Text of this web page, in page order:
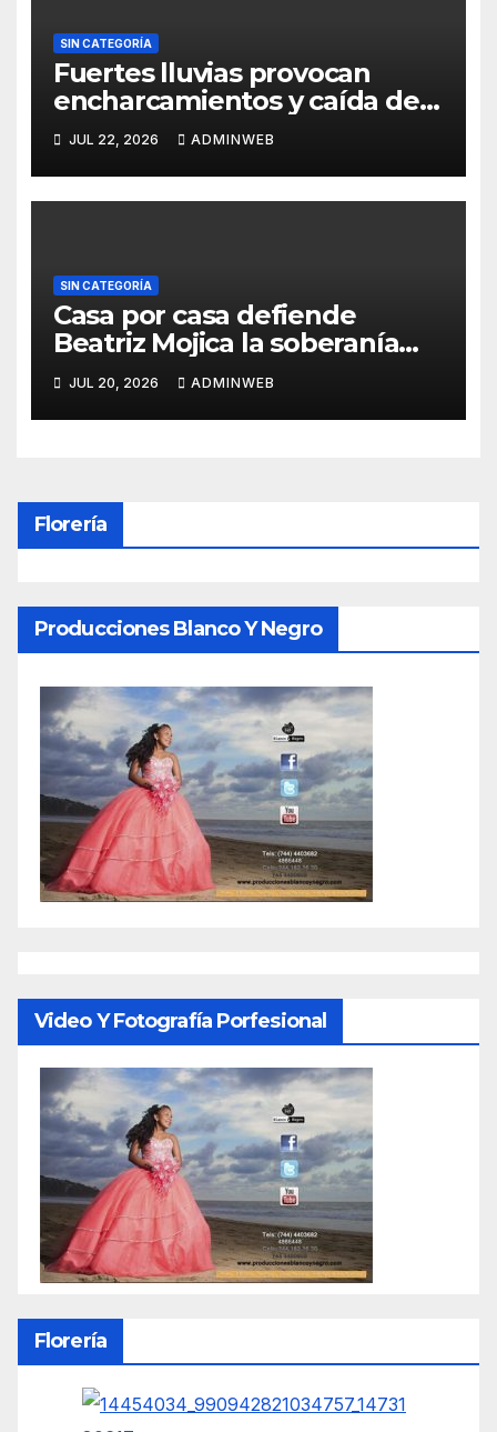
SIN CATEGORÍA
Fuertes lluvias provocan
encharcamientos y caída de
un árbol, sin daños graves en
Acapulco
JUL 22, 2026 ADMINWEB
SIN CATEGORÍA
Casa por casa defiende
Beatriz Mojica la soberanía
nacional en Tlapa
JUL 20, 2026 ADMINWEB
Florería
Producciones Blanco Y Negro
Video Y Fotografía Porfesional
Florería